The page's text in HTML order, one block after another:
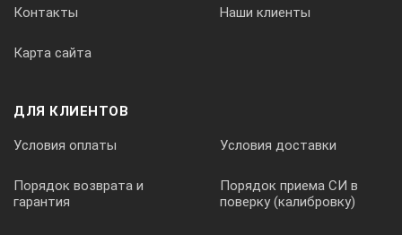
Контакты Наши клиенты
Карта сайта
ДЛЯ КЛИЕНТОВ
Условия оплаты Условия доставки
Порядок возврата и
гарантия
Порядок приема СИ в
поверку (калибровку)